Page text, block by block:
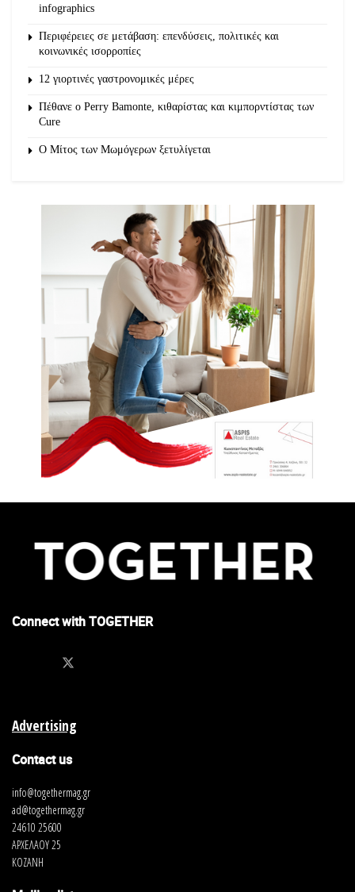
infographics
Περιφέρειες σε μετάβαση: επενδύσεις, πολιτικές και
κοινωνικές ισορροπίες
12 γιορτινές γαστρονομικές μέρες
Πέθανε ο Perry Bamonte, κιθαρίστας και κιμπορντίστας των
Cure
O Μίτος των Μωμόγερων ξετυλίγεται
Connect with TOGETHER
Advertising
Contact us
info@togethermag.gr
ad@togethermag.gr
24610 25600
ΑΡΧΕΛΑΟΥ 25
ΚΟΖΑΝΗ